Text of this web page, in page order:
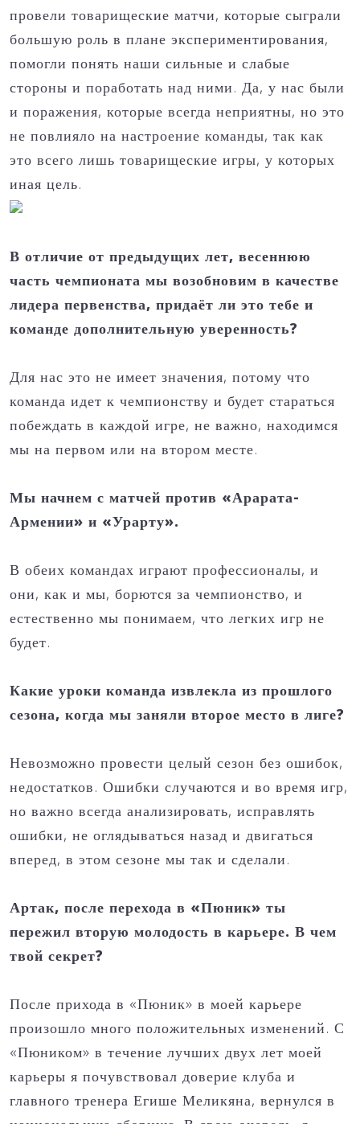
провели товарищеские матчи, которые сыграли
большую роль в плане экспериментирования,
помогли понять наши сильные и слабые
стороны и поработать над ними. Да, у нас были
и поражения, которые всегда неприятны, но это
не повлияло на настроение команды, так как
это всего лишь товарищеские игры, у которых
иная цель.
В отличие от предыдущих лет, весеннюю
часть чемпионата мы возобновим в качестве
лидера первенства, придаёт ли это тебе и
команде дополнительную уверенность?
Для нас это не имеет значения, потому что
команда идет к чемпионству и будет стараться
побеждать в каждой игре, не важно, находимся
мы на первом или на втором месте.
Мы начнем с матчей против «Арарата-
Армении» и «Урарту».
В обеих командах играют профессионалы, и
они, как и мы, борются за чемпионство, и
естественно мы понимаем, что легких игр не
будет.
Какие уроки команда извлекла из прошлого
сезона, когда мы заняли второе место в лиге?
Невозможно провести целый сезон без ошибок,
недостатков. Ошибки случаются и во время игр,
но важно всегда анализировать, исправлять
ошибки, не оглядываться назад и двигаться
вперед, в этом сезоне мы так и сделали.
Артак, после перехода в «Пюник» ты
пережил вторую молодость в карьере. В чем
твой секрет?
После прихода в «Пюник» в моей карьере
произошло много положительных изменений. С
«Пюником» в течение лучших двух лет моей
карьеры я почувствовал доверие клуба и
главного тренера Егише Меликяна, вернулся в